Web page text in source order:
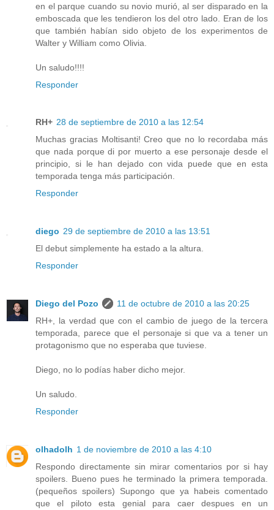
en el parque cuando su novio murió, al ser disparado en la
emboscada que les tendieron los del otro lado. Eran de los
que también habían sido objeto de los experimentos de
Walter y William como Olivia.
Un saludo!!!!
Responder
RH+ 28 de septiembre de 2010 a las 12:54
Muchas gracias Moltisanti! Creo que no lo recordaba más
que nada porque di por muerto a ese personaje desde el
principio, si le han dejado con vida puede que en esta
temporada tenga más participación.
Responder
diego 29 de septiembre de 2010 a las 13:51
El debut simplemente ha estado a la altura.
Responder
Diego del Pozo
11 de octubre de 2010 a las 20:25
RH+, la verdad que con el cambio de juego de la tercera
temporada, parece que el personaje si que va a tener un
protagonismo que no esperaba que tuviese.
Diego, no lo podías haber dicho mejor.
Un saludo.
Responder
olhadolh 1 de noviembre de 2010 a las 4:10
Respondo directamente sin mirar comentarios por si hay
spoilers. Bueno pues he terminado la primera temporada.
(pequeños spoilers) Supongo que ya habeis comentado
que el piloto esta genial para caer despues en un